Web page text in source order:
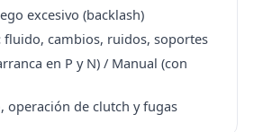
excesivo (backlash)
fluido, cambios, ruidos, soportes
en P y N) / Manual (con
operación de clutch y fugas